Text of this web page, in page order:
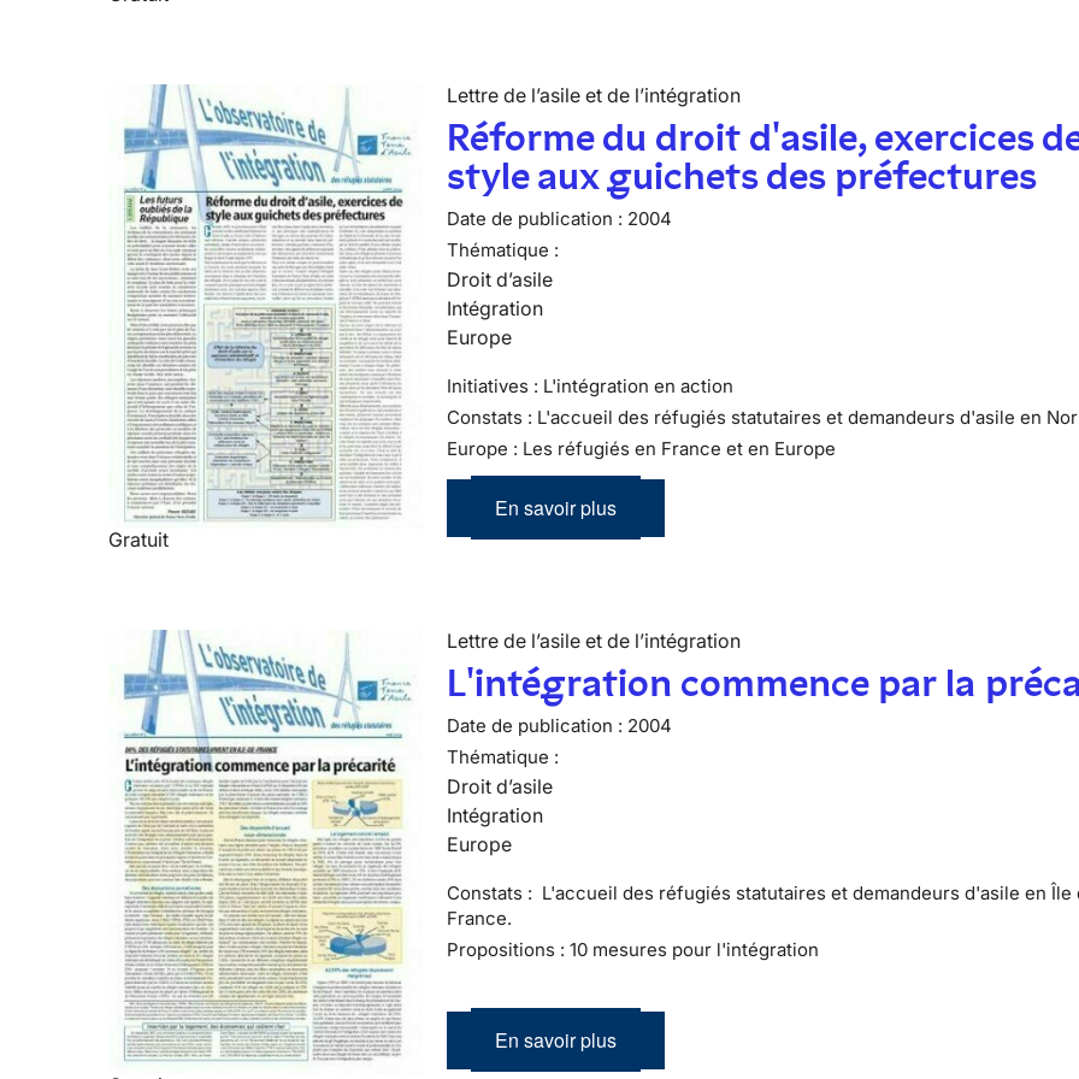
Gratuit
Lettre de l’asile et de l’intégration
Réforme du droit d'asile, exercices
style aux guichets des préfectures
Date de publication : 2004
Thématique :
Droit d’asile
Intégration
Europe
Initiatives : L'intégration en action
Constats : L'accueil des réfugiés statutaires et demandeurs d'asile en
Europe : Les réfugiés en France et en Europe
En savoir plus
Lettre de l’asile et de l’intégration
L'intégration commence par la
Date de publication : 2004
Thématique :
Droit d’asile
Intégration
Europe
Constats : L'accueil des réfugiés statutaires et demandeurs d'asile en Île
France.
Propositions : 10 mesures pour l'intégration
En savoir plus